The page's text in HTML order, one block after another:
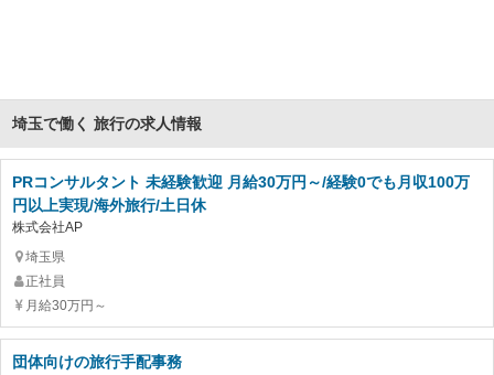
埼玉で働く 旅行の求人情報
PRコンサルタント 未経験歓迎 月給30万円～/経験0でも月収100万
円以上実現/海外旅行/土日休
株式会社AP
埼玉県
正社員
月給30万円～
団体向けの旅行手配事務